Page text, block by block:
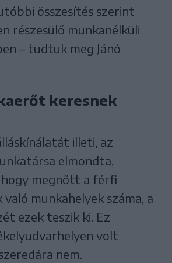
összesítés szerint
részesülő munkanélküli
– tudtuk meg Jánó
keresnek
illeti, az
elmondta,
megnőtt a férfi
munkahelyek száma, a
ezek teszik ki. Ez
volt
nem.